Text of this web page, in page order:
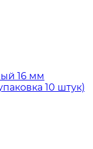
16 мм
10 штук)